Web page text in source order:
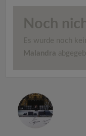
Noch
Es wurde noch
Malandra